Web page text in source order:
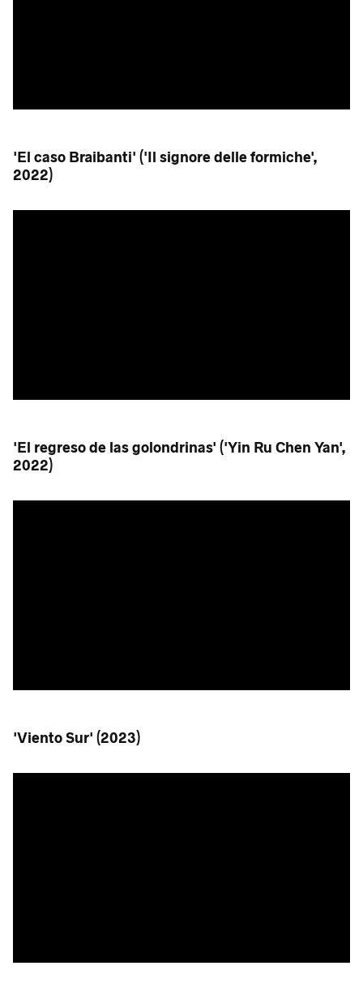
'El caso Braibanti' ('Il signore delle formiche',
2022)
'El regreso de las golondrinas' ('Yin Ru Chen Yan',
2022)
'Viento Sur' (2023)